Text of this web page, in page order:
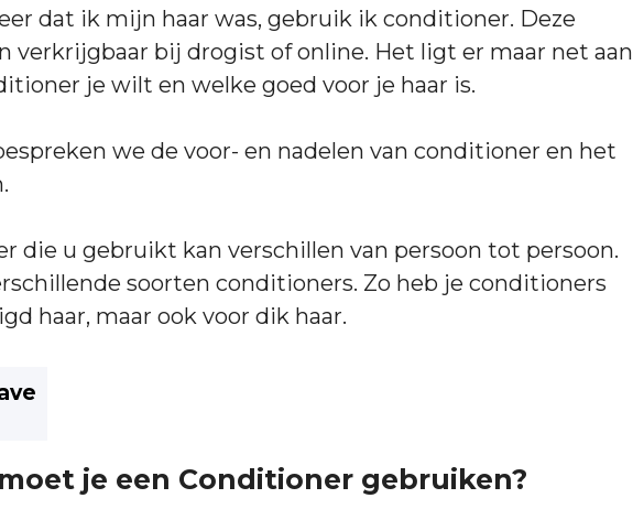
dat ik mijn haar was, gebruik ik conditioner. Deze
verkrijgbaar bij drogist of online. Het ligt er maar net aan
je wilt en welke goed voor je haar is.
we de voor- en nadelen van conditioner en het
die u gebruikt kan verschillen van persoon tot persoon.
soorten conditioners. Zo heb je conditioners
haar, maar ook voor dik haar.
je een Conditioner gebruiken?